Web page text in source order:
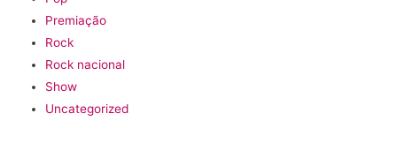
Premiação
Rock
Rock nacional
Show
Uncategorized